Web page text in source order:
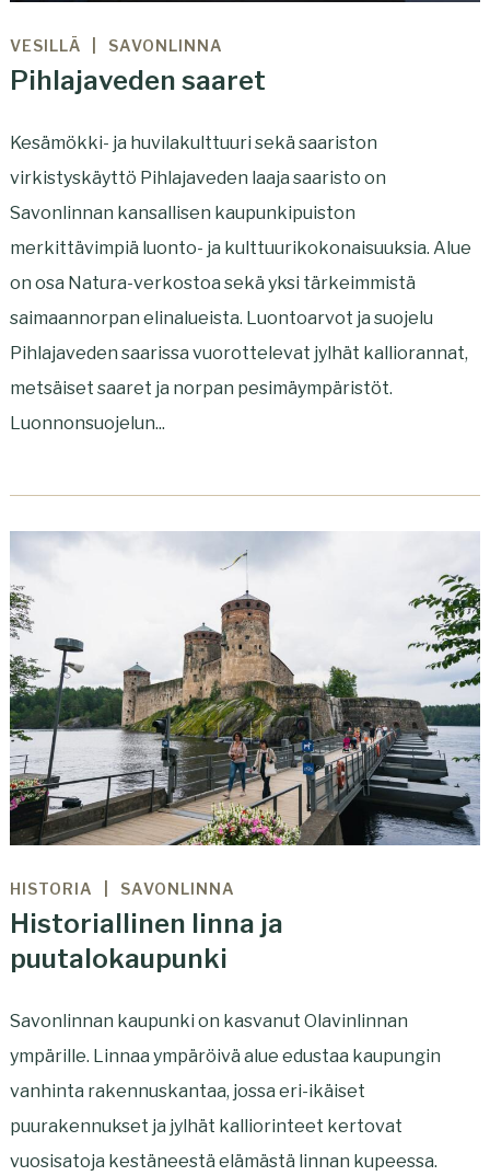
VESILLÄ SAVONLINNA
Pihlajaveden saaret
Kesämökki- ja huvilakulttuuri sekä saariston
virkistyskäyttö Pihlajaveden laaja saaristo on
Savonlinnan kansallisen kaupunkipuiston
merkittävimpiä luonto- ja kulttuurikokonaisuuksia. Alue
on osa Natura-verkostoa sekä yksi tärkeimmistä
saimaannorpan elinalueista. Luontoarvot ja suojelu
Pihlajaveden saarissa vuorottelevat jylhät kalliorannat,
metsäiset saaret ja norpan pesimäympäristöt.
Luonnonsuojelun...
HISTORIA SAVONLINNA
Historiallinen linna ja
puutalokaupunki
Savonlinnan kaupunki on kasvanut Olavinlinnan
ympärille. Linnaa ympäröivä alue edustaa kaupungin
vanhinta rakennuskantaa, jossa eri-ikäiset
puurakennukset ja jylhät kalliorinteet kertovat
vuosisatoja kestäneestä elämästä linnan kupeessa.